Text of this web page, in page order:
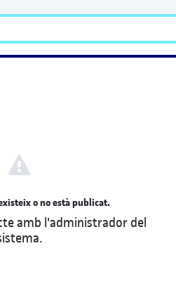
o no està publicat.
amb l'administrador del